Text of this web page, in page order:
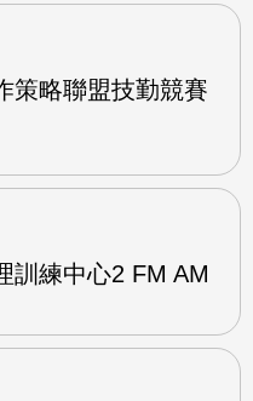
策略聯盟技勤競賽
訓練中心2 FM AM